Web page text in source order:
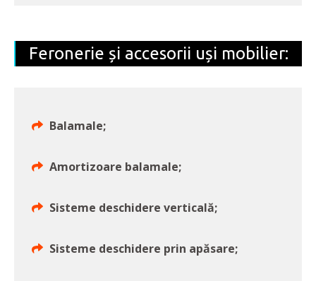
Feronerie și accesorii uși mobilier:
Balamale;
Amortizoare balamale;
Sisteme deschidere verticală;
Sisteme deschidere prin apăsare;